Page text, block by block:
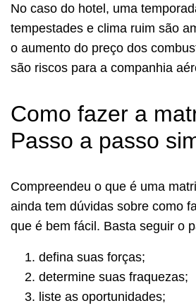
No caso do hotel, uma
tempestades e clima ruim são
o aumento do preço dos
são riscos para a companhia
Como fazer a
Passo a passo
Compreendeu o que é uma
ainda tem dúvidas sobre como
que é bem fácil. Basta seguir o
defina suas forças;
determine suas fraquezas;
liste as oportunidades;